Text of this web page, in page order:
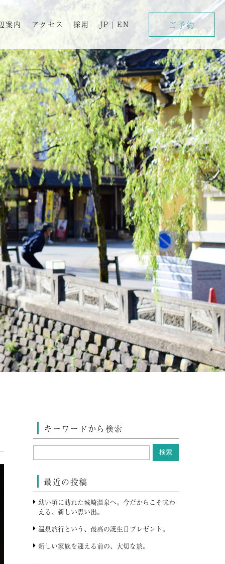
案内 アクセス 採用 JP | EN ご予約
キーワードから検索
最近の投稿
幼い頃に訪れた城崎温泉へ。今だからこそ味わ
える、新しい思い出。
温泉旅行という、最高の誕生日プレゼント。
新しい家族を迎える前の、大切な旅。